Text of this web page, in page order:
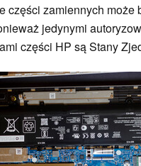
części zamiennych może
jedynymi
części HP są Stany